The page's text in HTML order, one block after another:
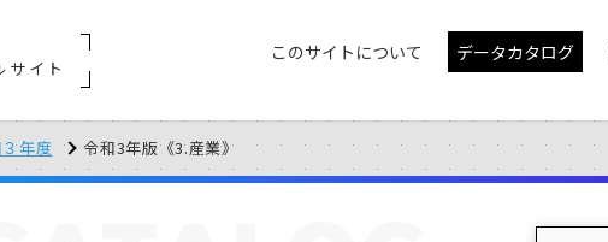
サイト
このサイトについて データカタログ
年度 令和3年版《3.産業》